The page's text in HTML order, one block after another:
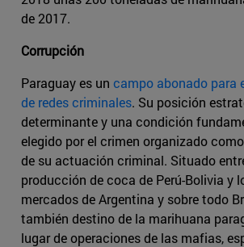
de 2017.
Corrupción
Paraguay es un campo abonado para
de redes criminales. Su posición
determinante y una condición
elegido por el crimen organizado
de su actuación criminal. Situado
producción de coca de Perú-Bolivia y
mercados de Argentina y sobre todo
también destino de la marihuana
lugar de operaciones de las mafias,